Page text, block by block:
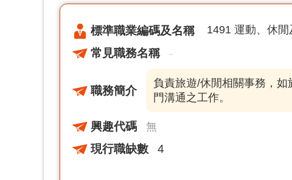
標準職業編碼及名稱 1491 運動、休
常見職務名稱 -
職務簡介
負責旅遊/休閒相關事務，
門溝通之工作。
興趣代碼 無
現行職缺數 4